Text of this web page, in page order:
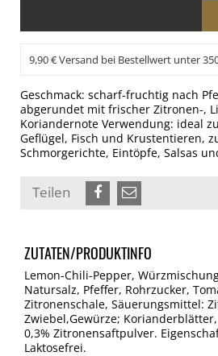
9,90 € Versand bei Bestellwert unter
Geschmack: scharf-fruchtig nach
abgerundet mit frischer Zitronen-,
Koriandernote Verwendung: ideal
Geflügel, Fisch und Krustentieren,
Schmorgerichte, Eintöpfe, Salsas
Teilen
ZUTATEN/PRODUKTINFO
Lemon-Chili-Pepper,
Natursalz, Pfeffer, Rohrzucker,
Zitronenschale, Säuerungsmittel:
Zwiebel,Gewürze;
0,3% Zitronensaftpulver.
Laktosefrei.